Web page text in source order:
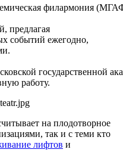
филармония
предлагая
событий ежегодно,
государственной
работу.
на плодотворное
так и с теми кто
лифтов и